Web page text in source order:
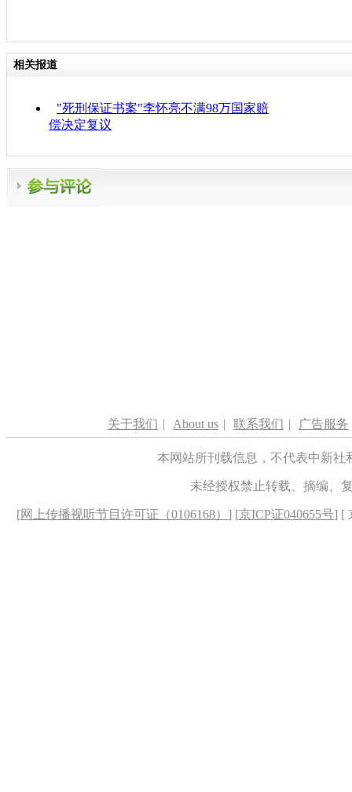
相关报道
"死刑保证书案"李怀亮不满98万国家赔
偿决定复议
关于我们 | About us | 联系我们 | 广告服务
本网站所刊载信息，不代表中新
未经授权禁止转载、摘编、
[网上传播视听节目许可证（0106168） ] [京ICP证040655号] [